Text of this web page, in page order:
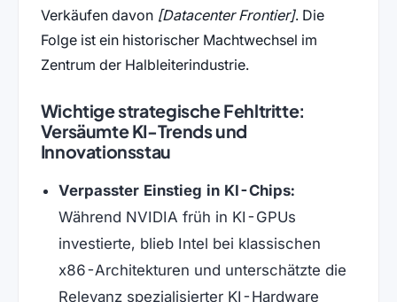
Verkäufen davon [Datacenter Frontier]. Die
Folge ist ein historischer Machtwechsel im
Zentrum der Halbleiterindustrie.
Wichtige strategische Fehltritte:
Versäumte KI-Trends und
Innovationsstau
Verpasster Einstieg in KI-Chips:
Während NVIDIA früh in KI-GPUs
investierte, blieb Intel bei klassischen
x86-Architekturen und unterschätzte die
Relevanz spezialisierter KI-Hardware